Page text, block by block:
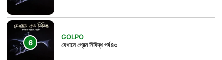
GOLPO
যেখানে প্রেম নিষিদ্ধ পর্ব ৪৩